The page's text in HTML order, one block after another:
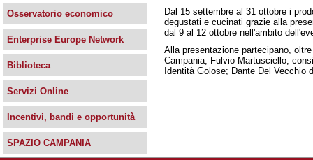
Dal 15 settembre al 31 ottobre i
degustati e cucinati grazie alla
dal 9 al 12 ottobre nell'ambito
Alla presentazione partecipano,
Campania; Fulvio Martusciello,
Identità Golose; Dante Del
Osservatorio economico
Enterprise Europe Network
Biblioteca
Servizi Online
Incentivi, bandi e opportunità
SPAZIO CAMPANIA